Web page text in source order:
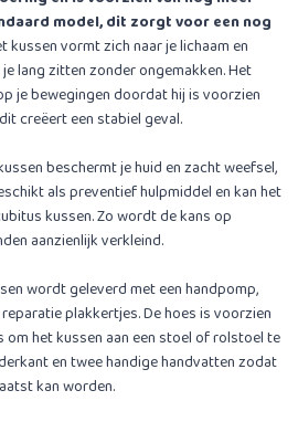
model, dit zorgt voor een nog
kussen vormt zich naar je lichaam en
lang zitten zonder ongemakken. Het
je bewegingen doordat hij is voorzien
creëert een stabiel geval.
beschermt je huid en zacht weefsel,
als preventief hulpmiddel en kan het
kussen. Zo wordt de kans op
aanzienlijk verkleind.
wordt geleverd met een handpomp,
plakkertjes. De hoes is voorzien
het kussen aan een stoel of rolstoel te
en twee handige handvatten zodat
kan worden.